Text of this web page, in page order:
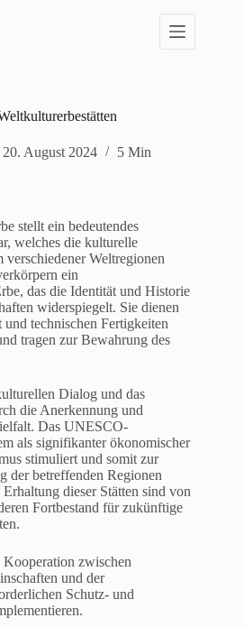
20. August 2024 5 Min
stellt ein bedeutendes
welches die kulturelle
Weltregionen
ein
das die Identität und Historie
widerspiegelt. Sie dienen
technischen Fertigkeiten
tragen zur Bewahrung des
Dialog und das
die Anerkennung und
Das UNESCO-
als signifikanter ökonomischer
stimuliert und somit zur
der betreffenden Regionen
dieser Stätten sind von
Fortbestand für zukünftige
zwischen
und der
Schutz- und